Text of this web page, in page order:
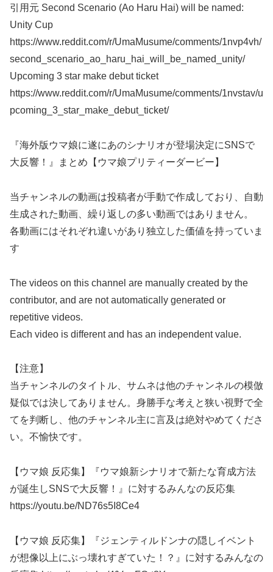
引用元 Second Scenario (Ao Haru Hai) will be named:
Unity Cup
https://www.reddit.com/r/UmaMusume/comments/1nvp4vh/
second_scenario_ao_haru_hai_will_be_named_unity/
Upcoming 3 star make debut ticket
https://www.reddit.com/r/UmaMusume/comments/1nvstav/u
pcoming_3_star_make_debut_ticket/
『海外版ウマ娘に遂にあのシナリオが登場決定にSNSで
大反響！』まとめ【ウマ娘プリティーダービー】
当チャンネルの動画は投稿者が手動で作成しており、自動
生成された動画、繰り返しの多い動画ではありません。
各動画にはそれぞれ違いがあり独立した価値を持っていま
す
The videos on this channel are manually created by the
contributor, and are not automatically generated or
repetitive videos.
Each video is different and has an independent value.
【注意】
当チャンネルのタイトル、サムネは他のチャンネルの模倣
疑似では決してありません。身勝手な考えと狭い視野で全
てを判断し、他のチャンネル主に言及は絶対やめてくださ
い。不愉快です。
【ウマ娘 反応集】『ウマ娘新シナリオで新たな育成方法
が誕生しSNSで大反響！』に対するみんなの反応集
https://youtu.be/ND76s5I8Ce4
【ウマ娘 反応集】『ジェンティルドンナの隠しイベント
が想像以上にぶっ壊れすぎていた！？』に対するみんなの